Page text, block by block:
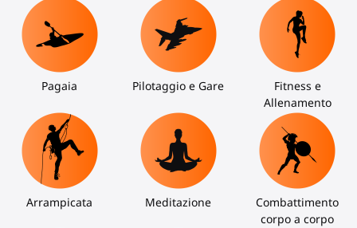
Pagaia Pilotaggio e Gare
Fitness e
Allenamento
Arrampicata Meditazione
Combattimento
corpo a corpo